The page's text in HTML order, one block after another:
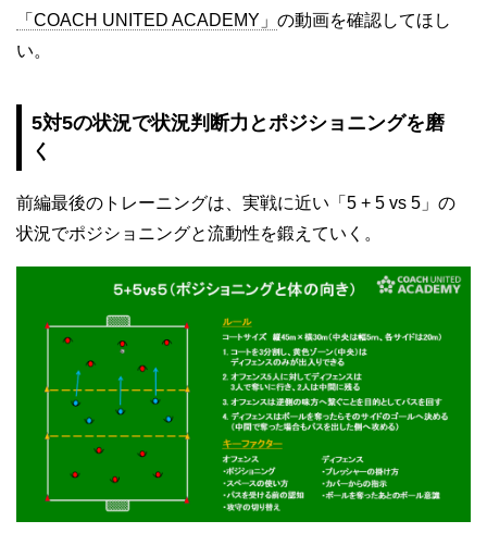
「COACH UNITED ACADEMY」 の動画を確認してほし
い。
5対5の状況で状況判断力とポジショニングを磨
く
前編最後のトレーニングは、実戦に近い「5 + 5 vs 5」の
状況でポジショニングと流動性を鍛えていく。